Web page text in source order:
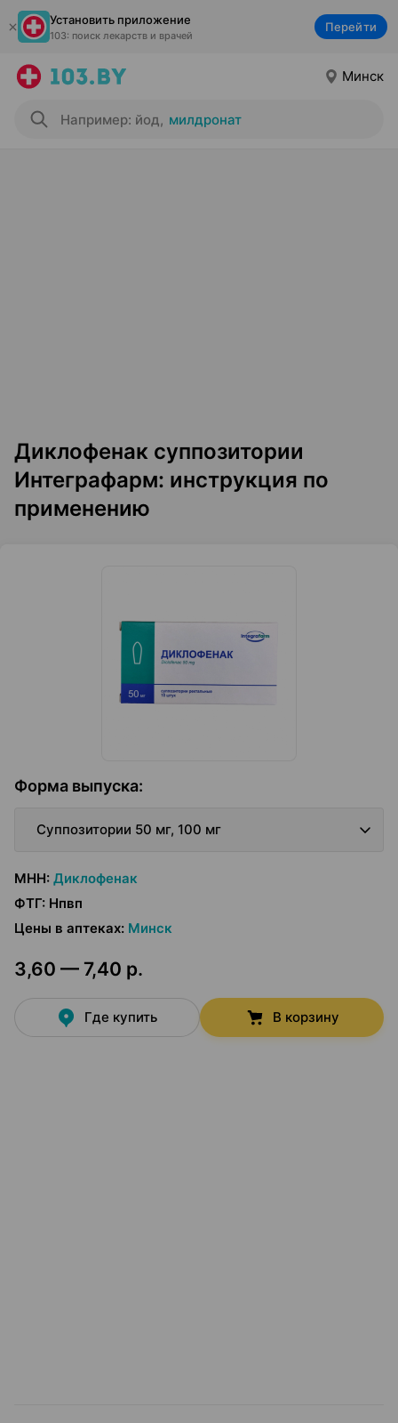
Установить приложение
103: поиск лекарств и врачей
Перейти
Минск
Например: йод, милдронат
Диклофенак суппозитории
Интеграфарм: инструкция по
применению
Форма выпуска:
Суппозитории 50 мг, 100 мг
МНН: Диклофенак
ФТГ: Нпвп
Цены в аптеках: Минск
3,60 — 7,40 р.
Где купить В корзину